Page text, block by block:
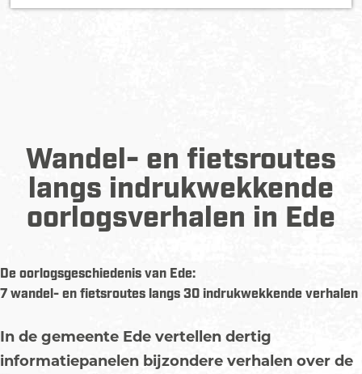
e
Wandel- en fietsroutes
langs indrukwekkende
oorlogsverhalen in Ede
De oorlogsgeschiedenis van Ede:
7 wandel- en fietsroutes langs 30 indrukwekkende verhalen
In de gemeente Ede vertellen dertig
informatiepanelen bijzondere verhalen over de